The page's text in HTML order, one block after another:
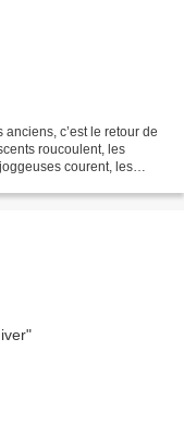
c’est le retour de
roucoulent, les
courent, les